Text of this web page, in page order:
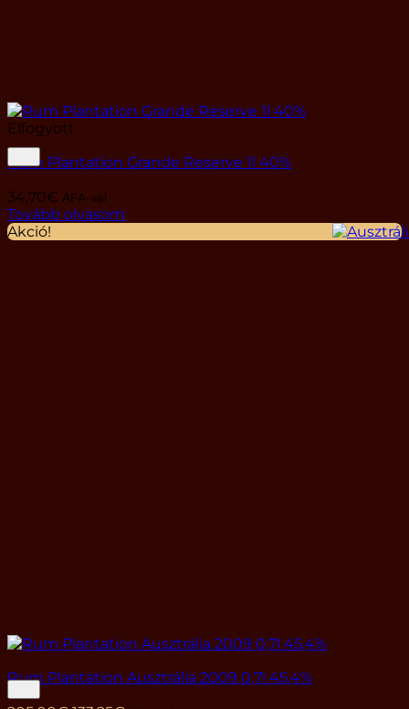
Elfogyott
Rum Plantation Grande Reserve 1l 40%
34,70€ ÁFA-val
Tovább olvasom
Akció!
Rum Plantation Ausztrália 2009 0,7l 45,4%